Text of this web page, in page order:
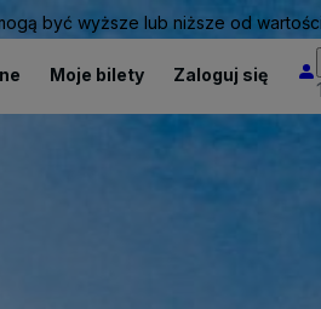
być wyższe lub niższe od
Moje bilety Zaloguj się